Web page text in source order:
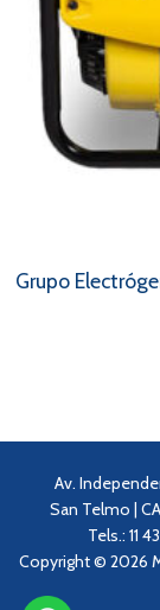
Grupo
Av.
San Telmo |
Tels.: 11
Copyright © 2026